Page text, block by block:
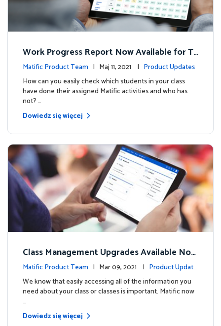
Work Progress Report Now Available for Te
achers
Matific Product Team | Maj 11, 2021 | Product Updates
How can you easily check which students in your class
have done their assigned Matific activities and who has
not? …
Dowiedz się więcej
Class Management Upgrades Available Now
!Matific Product Team | Mar 09, 2021 | Product Update
s
We know that easily accessing all of the information you
need about your class or classes is important. Matific now
…
Dowiedz się więcej